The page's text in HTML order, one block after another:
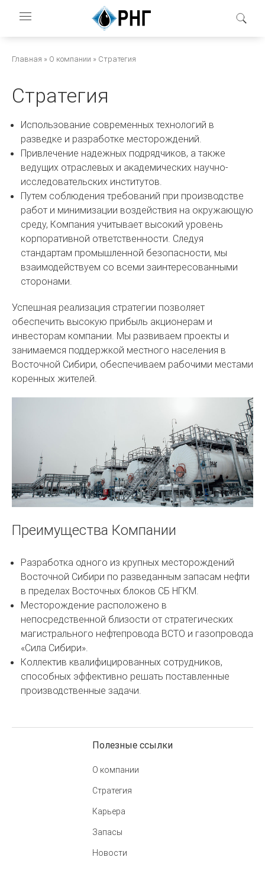
основному
Строка
навигации
Главная О компании Стратегия
Стратегия
Использование современных технологий в
разведке и разработке месторождений.
Привлечение надежных подрядчиков, а также
ведущих отраслевых и академических научно-
исследовательских институтов.
Путем соблюдения требований при производстве
работ и минимизации воздействия на окружающую
среду, Компания учитывает высокий уровень
корпоративной ответственности. Следуя
стандартам промышленной безопасности, мы
взаимодействуем со всеми заинтересованными
сторонами.
Успешная реализация стратегии позволяет
обеспечить высокую прибыль акционерам и
инвесторам компании. Мы развиваем проекты и
занимаемся поддержкой местного населения в
Восточной Сибири, обеспечиваем рабочими местами
коренных жителей.
Преимущества Компании
Разработка одного из крупных месторождений
Восточной Сибири по разведанным запасам нефти
в пределах Восточных блоков СБ НГКМ.
Месторождение расположено в
непосредственной близости от стратегических
магистрального нефтепровода ВСТО и газопровода
«Сила Сибири».
Коллектив квалифицированных сотрудников,
способных эффективно решать поставленные
производственные задачи.
Полезные ссылки
О компании
Стратегия
Карьера
Запасы
Новости